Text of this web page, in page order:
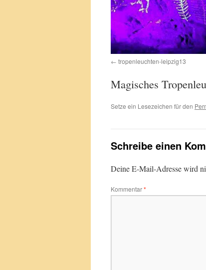
tropenleuchten-leipzig13
Magisches
Setze ein Lesezeichen für den
Schreibe einen
Deine E-Mail-Adresse wird
Kommentar*